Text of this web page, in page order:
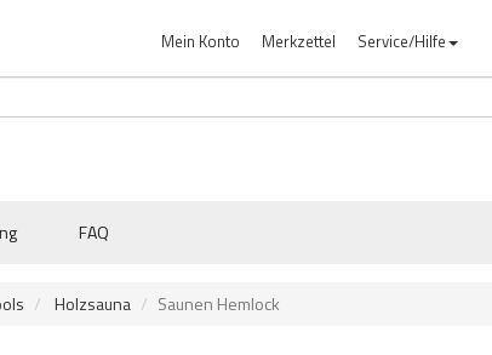
Mein Konto Merkzettel Service/Hilfe
FAQ
Holzsauna Saunen Hemlock